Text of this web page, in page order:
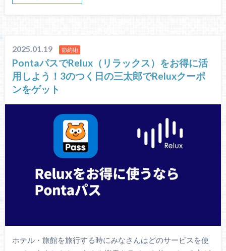
2025.01.19 節約術
PontaパスでRelux（リラックス）をお得に活
用しよう！3のつく日の三太郎でReluxクーポ
ンをゲット
ホテル・旅館を旅行する時にみなさんはどのサービスを使